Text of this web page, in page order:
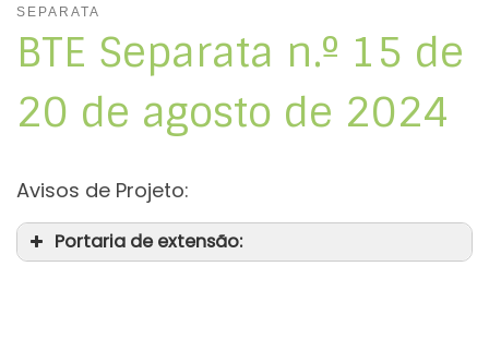
SEPARATA
BTE Separata n.º 15 de
20 de agosto de 2024
Avisos de Projeto:
Portaria de extensão: